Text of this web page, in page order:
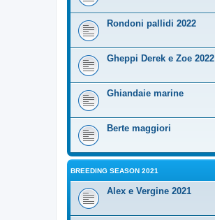
Rondoni pallidi 2022
Gheppi Derek e Zoe 2022
Ghiandaie marine
Berte maggiori
BREEDING SEASON 2021
Alex e Vergine 2021